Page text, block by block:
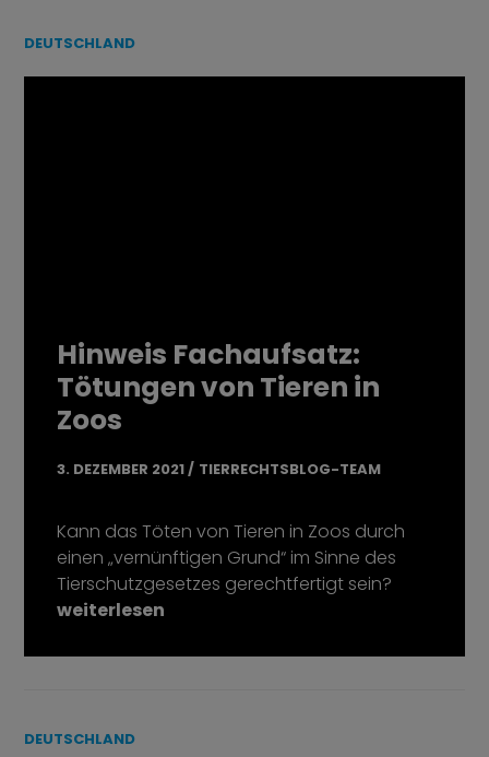
DEUTSCHLAND
Hinweis Fachaufsatz:
Tötungen von Tieren in
Zoos
3. DEZEMBER 2021 TIERRECHTSBLOG-TEAM
Kann das Töten von Tieren in Zoos durch
einen „vernünftigen Grund“ im Sinne des
Tierschutzgesetzes gerechtfertigt sein?
„Hinweis Fachaufsatz: Tötungen von Tieren in
weiterlesen
DEUTSCHLAND